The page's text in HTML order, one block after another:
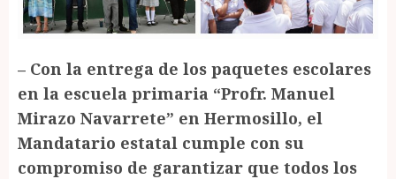
– Con la entrega de los paquetes escolares
en la escuela primaria “Profr. Manuel
Mirazo Navarrete” en Hermosillo, el
Mandatario estatal cumple con su
compromiso de garantizar que todos los